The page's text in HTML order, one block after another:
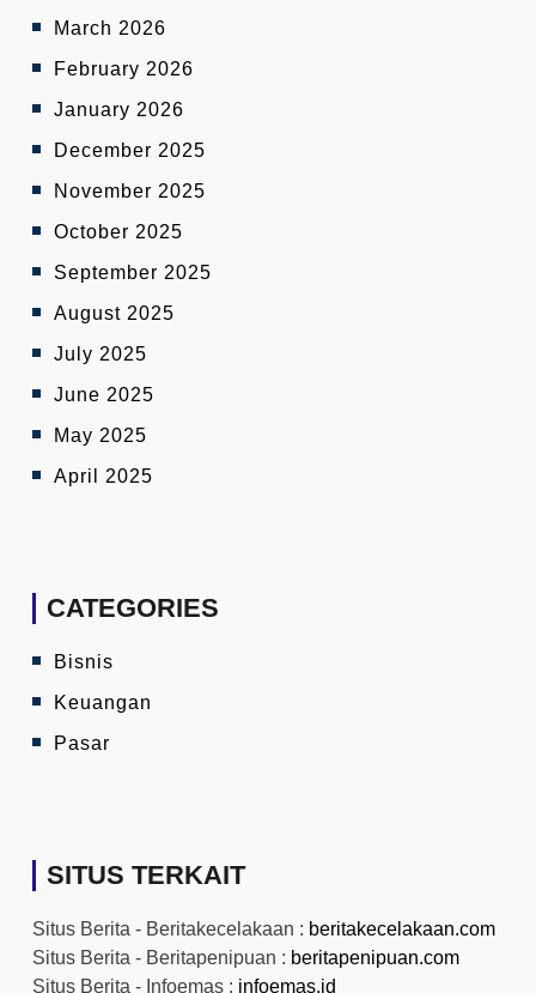
March 2026
February 2026
January 2026
December 2025
November 2025
October 2025
September 2025
August 2025
July 2025
June 2025
May 2025
April 2025
CATEGORIES
Bisnis
Keuangan
Pasar
SITUS TERKAIT
Situs Berita - Beritakecelakaan : beritakecelakaan.com
Situs Berita - Beritapenipuan : beritapenipuan.com
Situs Berita - Infoemas : infoemas.id